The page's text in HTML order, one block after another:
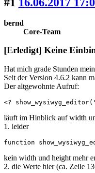
bernd
Core-Team
[Erledigt] Keine
Hat mich grade Stunden
Seit der Version 4.6.2 kann
Der altgewohnte Aufruf:
<?
läuft im Hinblick auf width
1. leider
function
kein width und height mehr
2. die Werte hier (ca. Zeile